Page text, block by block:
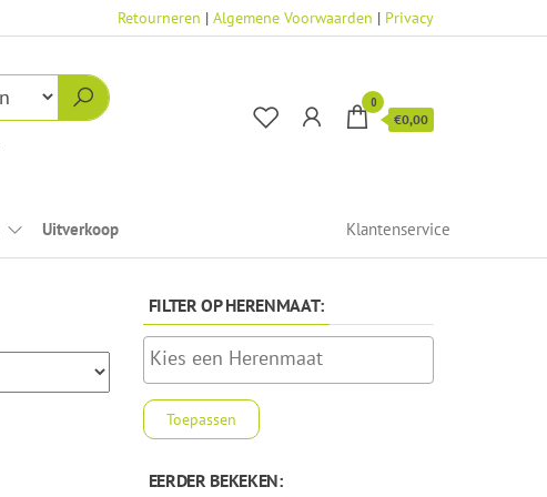
Retourneren | Algemene Voorwaarden | Privacy
0
€0,00
Uitverkoop Klantenservice
FILTER OP HERENMAAT:
Toepassen
EERDER BEKEKEN: